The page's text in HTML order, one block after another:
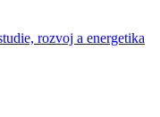
rozvoj a energetika